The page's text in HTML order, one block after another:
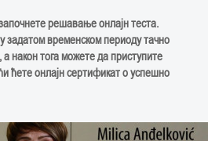
решавање онлајн теста.
задатом временском периоду тачно
након тога можете да приступите
ћете онлајн сертификат о успешно